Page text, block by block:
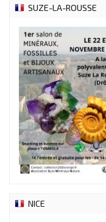
SUZE-LA-ROUSSE
NICE